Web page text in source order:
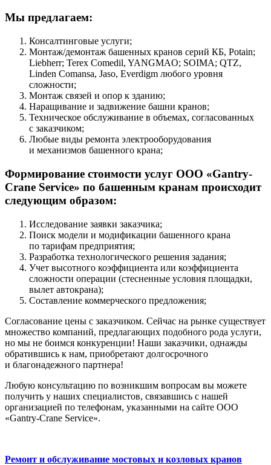
Мы предлагаем:
Консалтинговые услуги;
Монтаж/демонтаж башенных кранов серий КБ, Potain;
Liebherr; Terex Comedil, YANGMAO; SOIMA; QTZ,
Linden Comansa, Jaso, Everdigm любого уровня
сложности;
Монтаж связей и опор к зданию;
Наращивание и задвижение башни кранов;
Техническое обслуживание в объемах, согласованных
с заказчиком;
Любые виды ремонта электрооборудования
и механизмов башенного крана;
Формирование стоимости услуг ООО «Gantry-
Crane Service» по башенным кранам происходит
следующим образом:
Исследование заявки заказчика;
Поиск модели и модификации башенного крана
по тарифам предприятия;
Разработка технологического решения задания;
Учет высотного коэффициента или коэффициента
сложности операции (стесненные условия площадки,
вылет автокрана);
Составление коммерческого предложения;
Согласование цены с заказчиком. Сейчас на рынке существует
множество компаний, предлагающих подобного рода услуги,
но мы не боимся конкуренции! Наши заказчики, однажды
обратившись к нам, приобретают долгосрочного
и благонадежного партнера!
Любую консультацию по возникшим вопросам вы можете
получить у наших специалистов, связавшись с нашей
организацией по телефонам, указанными на сайте ООО
«Gantry-Crane Service».
Ремонт и обслуживание мостовых и козловых кранов